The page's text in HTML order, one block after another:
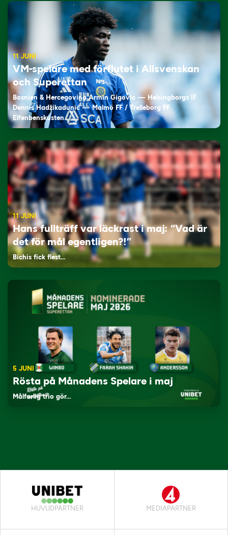
11 JUNI
VM-spelare med förflutet i Allsvenskan
och Superettan
Bosnien & Hercegovina Armin Gigovic — Helsingborgs IF
Dennis Hadžikadunić — Malmö FF / Trelleborg FF
Elfenbenskusten…
11 JUNI
Hans fullträff var läckrast i maj: “Vad är
det för mål egentligen?!”
Bichis fick flest…
5 JUNI
Rösta på Månadens Spelare i maj
Målfarlig trio gör…
HUVUDPARTNER MEDIAPARTNER